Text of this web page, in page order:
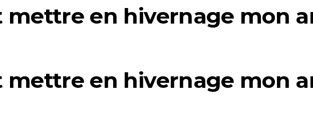
mettre en hivernage mon
mettre en hivernage mon